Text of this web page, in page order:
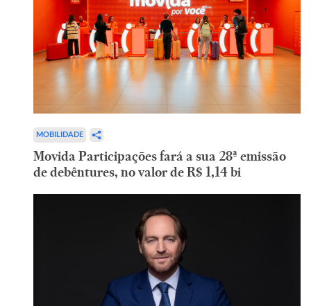
MOBILIDADE
Movida Participações fará a sua 28ª emissão
de debêntures, no valor de R$ 1,14 bi